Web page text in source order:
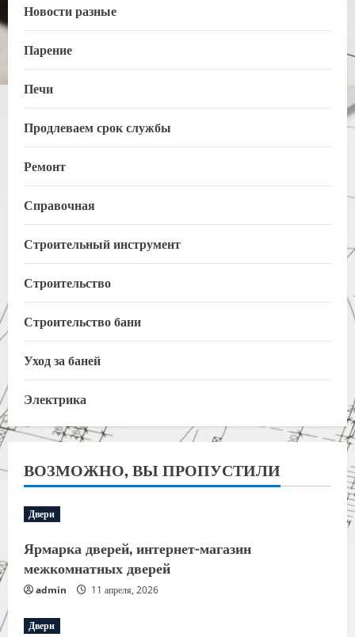
Новости разные
Парение
Печи
Продлеваем срок службы
Ремонт
Справочная
Строительный инструмент
Строительство
Строительство бани
Уход за баней
Электрика
ВОЗМОЖНО, ВЫ ПРОПУСТИЛИ
Двери
Ярмарка дверей, интернет-магазин
межкомнатных дверей
admin 11 апреля, 2026
Двери